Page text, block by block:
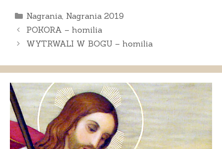
Kategorie
Nagrania, Nagrania 2019
POKORA – homilia
WYTRWALI W BOGU – homilia